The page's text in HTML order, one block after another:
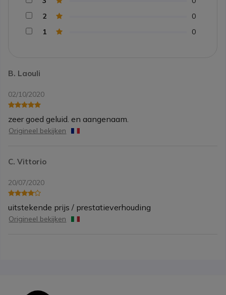
B. Laouli
02/10/2020
zeer goed geluid. en aangenaam.
Origineel bekijken
C. Vittorio
20/07/2020
uitstekende prijs / prestatieverhouding
Origineel bekijken
2
0
1
0